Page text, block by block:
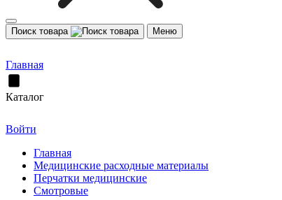
Поиск товара Меню
Главная
Каталог
Войти
Главная
Медицинские расходные материалы
Перчатки медицинские
Смотровые